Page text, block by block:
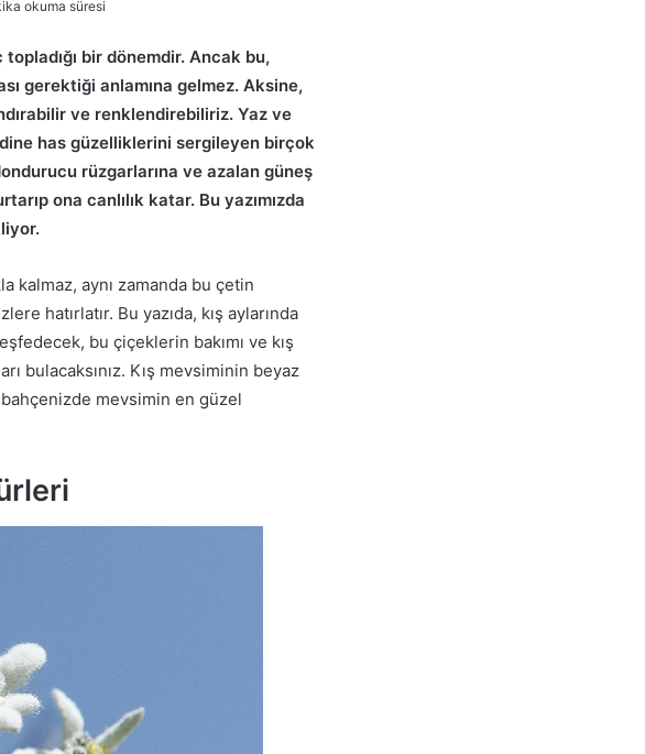
okuma süresi
bir dönemdir. Ancak bu,
gerektiği anlamına gelmez. Aksine,
ve renklendirebiliriz. Yaz ve
has güzelliklerini sergileyen birçok
rüzgarlarına ve azalan güneş
ona canlılık katar. Bu yazımızda
kalmaz, aynı zamanda bu çetin
hatırlatır. Bu yazıda, kış aylarında
bu çiçeklerin bakımı ve kış
bulacaksınız. Kış mevsiminin beyaz
bahçenizde mevsimin en güzel